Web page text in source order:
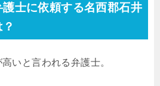
士に依頼する名西郡石井
いと言われる弁護士。